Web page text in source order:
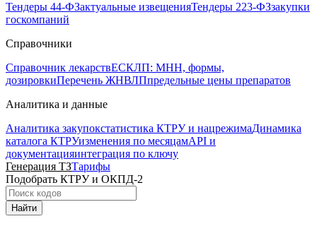
Тендеры 44-ФЗактуальные извещенияТендеры 223-ФЗзакупки
госкомпаний
Справочники
Справочник лекарствЕСКЛП: МНН, формы,
дозировкиПеречень ЖНВЛПпредельные цены препаратов
Аналитика и данные
Аналитика закупокстатистика КТРУ и нацрежимаДинамика
каталога КТРУизменения по месяцамAPI и
документацияинтеграция по ключу
Генерация ТЗТарифы
Подобрать КТРУ и ОКПД-2
Найти